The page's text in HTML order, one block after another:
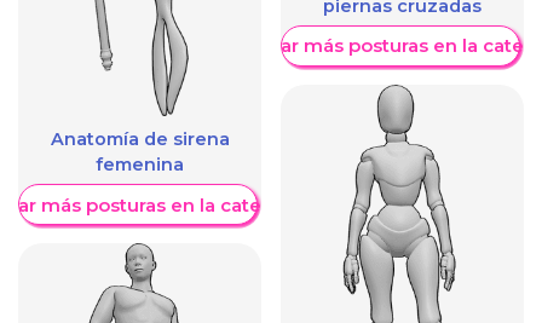
Anatomía de sirena
femenina
más posturas en la categoría
piernas cruzadas
Mostrar más posturas en la